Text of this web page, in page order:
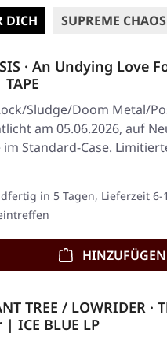
DICH SUPREME
· An Undying Love
Sludge/Doom Metal/
am 05.06.2026, auf
im Standard-Case.
in 5 Tagen, Lieferzeit 6-
HINZUFÜGEN
TREE / LOWRIDER ·
| ICE BLUE LP